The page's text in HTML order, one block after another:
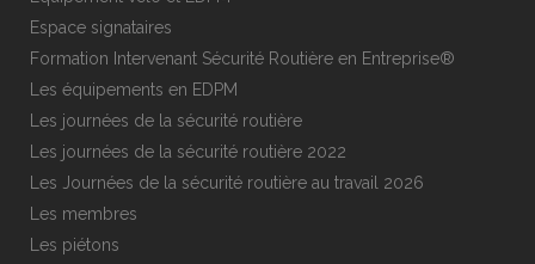
Espace signataires
Formation Intervenant Sécurité Routière en Entreprise®
Les équipements en EDPM
Les journées de la sécurité routière
Les journées de la sécurité routière 2022
Les Journées de la sécurité routière au travail 2026
Les membres
Les piétons